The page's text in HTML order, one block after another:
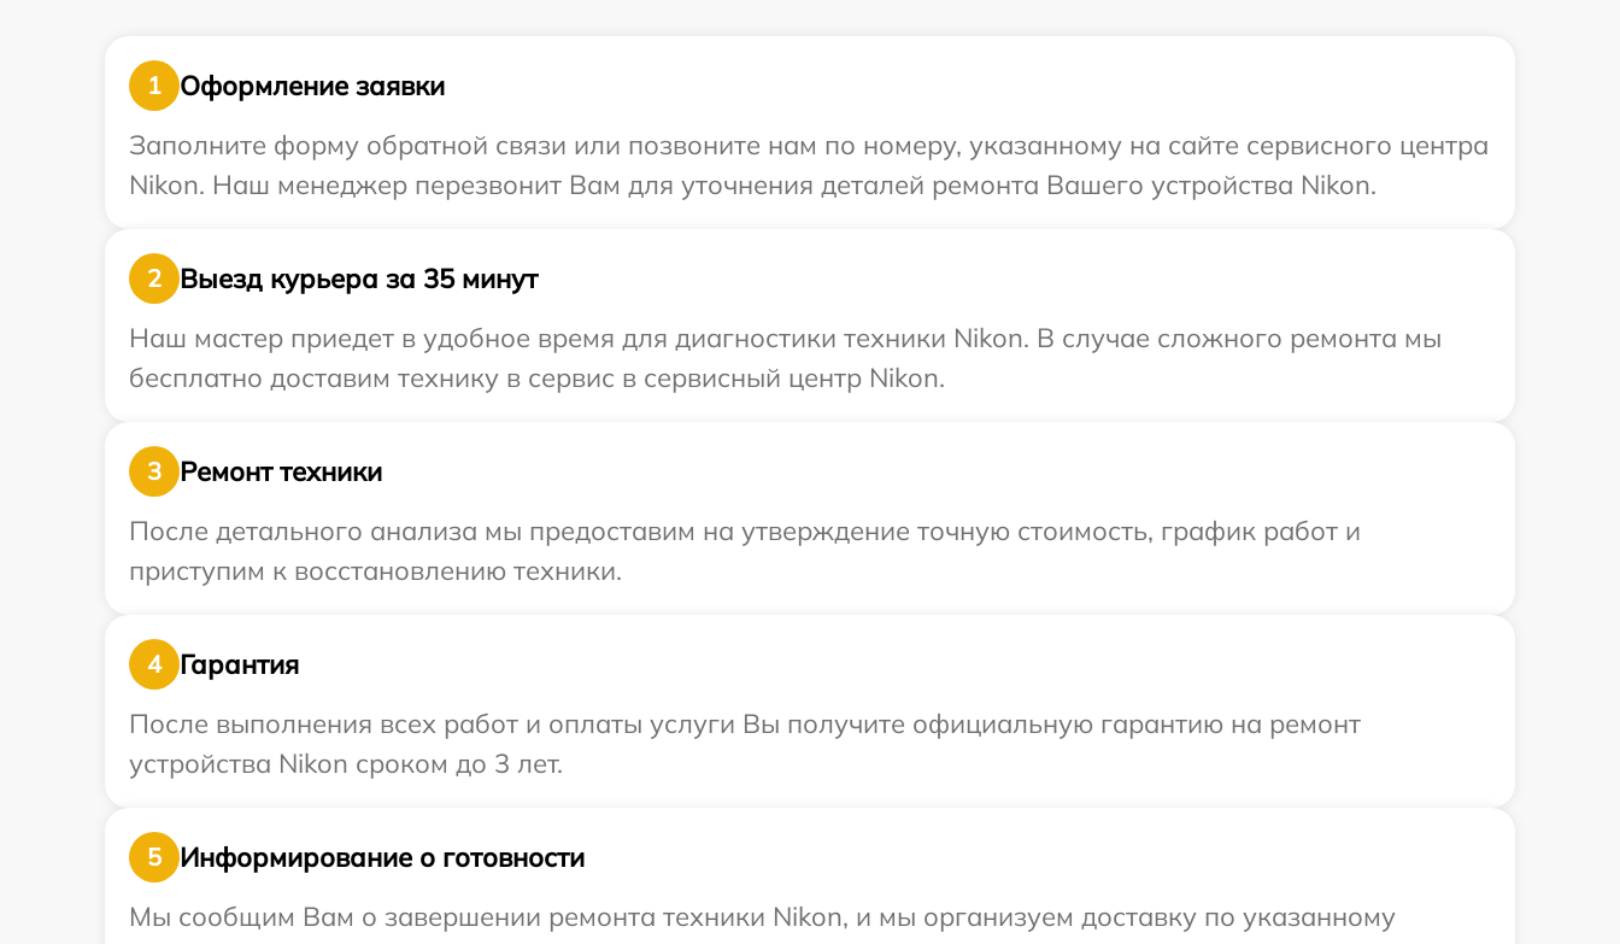
1
Оформление заявки
Заполните форму обратной связи или позвоните нам по номеру, указанному на сайте сервисного центра
Nikon. Наш менеджер перезвонит Вам для уточнения деталей ремонта Вашего устройства Nikon.
2
Выезд курьера за 35 минут
Наш мастер приедет в удобное время для диагностики техники Nikon. В случае сложного ремонта мы
бесплатно доставим технику в сервис в сервисный центр Nikon.
3
Ремонт техники
После детального анализа мы предоставим на утверждение точную стоимость, график работ и
приступим к восстановлению техники.
4
Гарантия
После выполнения всех работ и оплаты услуги Вы получите официальную гарантию на ремонт
устройства Nikon сроком до 3 лет.
5
Информирование о готовности
Мы сообщим Вам о завершении ремонта техники Nikon, и мы организуем доставку по указанному